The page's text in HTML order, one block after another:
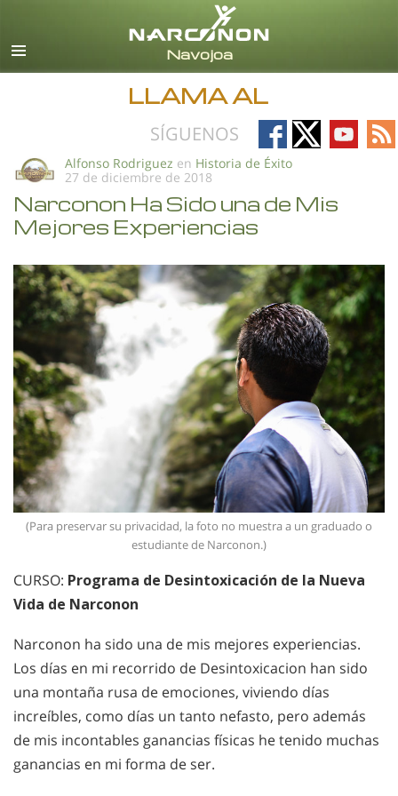
Español
Todas las Regiones/Idiomas
LLAMA AL
SÍGUENOS
Follow
on
Follow
on
Follow
on
on
Alfonso Rodriguez en Historia de Éxito
27 de diciembre de 2018
Narconon Ha Sido una de Mis
Mejores Experiencias
(Para preservar su privacidad, la foto no muestra a un graduado o
estudiante de Narconon.)
CURSO: Programa de Desintoxicación de la Nueva
Vida de Narconon
Narconon ha sido una de mis mejores experiencias.
Los días en mi recorrido de Desintoxicacion han sido
una montaña rusa de emociones, viviendo días
increíbles, como días un tanto nefasto, pero además
de mis incontables ganancias físicas he tenido muchas
ganancias en mi forma de ser.